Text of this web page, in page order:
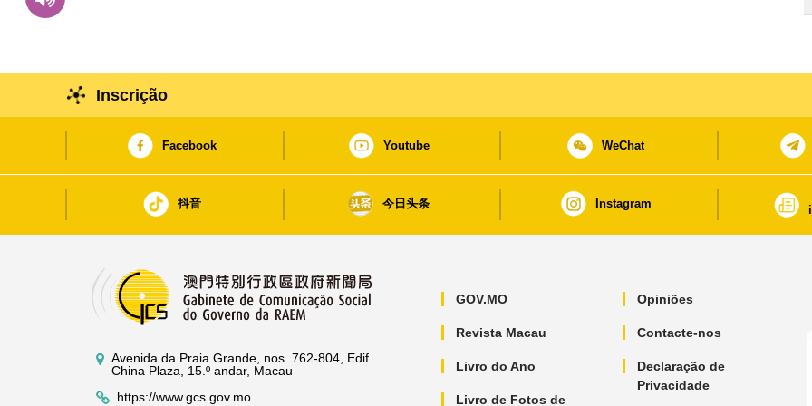
Inscrição
Facebook Youtube WeChat
抖音 今日头条 Instagram
Avenida da Praia Grande, nos. 762-804, Edif.
China Plaza, 15.º andar, Macau
https://www.gcs.gov.mo
GOV.MO
Revista Macau
Livro do Ano
Livro de Fotos de
Opiniões
Contacte-nos
Declaração de
Privacidade